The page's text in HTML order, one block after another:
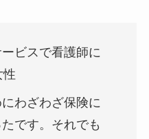
ービスで看護師に
性
わざわざ保険に
です。それでも